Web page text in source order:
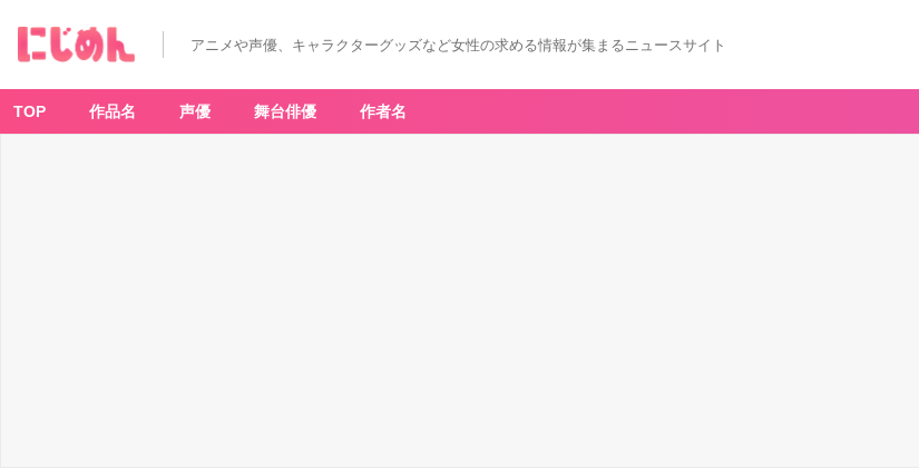
アニメや声優、キャラクターグッズなど女性の求める情報が集まるニュースサイト
TOP 作品名 声優 舞台俳優 作者名